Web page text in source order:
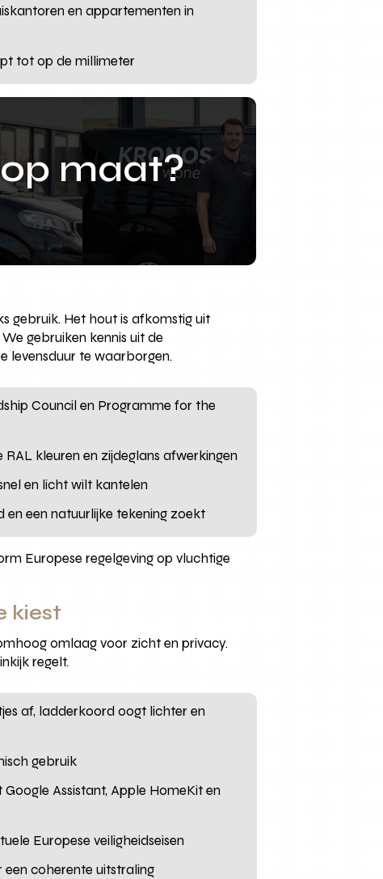
en appartementen in
tot op de millimeter
maat?
gebruik. Het hout is afkomstig uit
gebruiken kennis uit de
levensduur te waarborgen.
Council en Programme for the
kleuren en zijdeglans afwerkingen
en licht wilt kantelen
een natuurlijke tekening zoekt
Europese regelgeving op vluchtige
kiest
omlaag voor zicht en privacy.
regelt.
af, ladderkoord oogt lichter en
gebruik
Assistant, Apple HomeKit en
Europese veiligheidseisen
een coherente uitstraling